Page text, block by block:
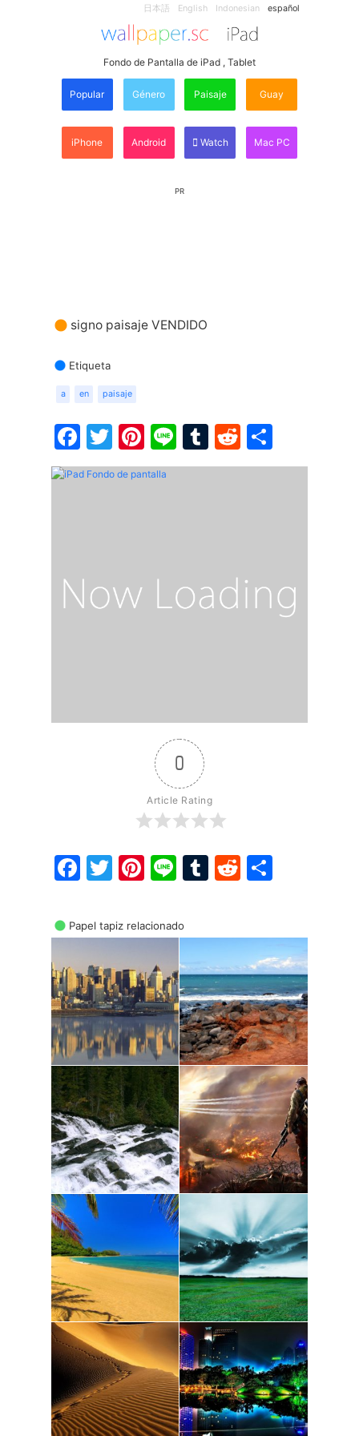
日本語 English Indonesian español
Fondo de Pantalla de iPad , Tablet
Popular Género Paisaje Guay
iPhone Android Watch Mac PC
PR
signo paisaje VENDIDO
Etiqueta
a en paisaje
Facebook
Twitter
Pinterest
LineTumblr
Reddit
0
Article Rating
Facebook
Twitter
Pinterest
LineTumblr
Reddit
Papel tapiz relacionado